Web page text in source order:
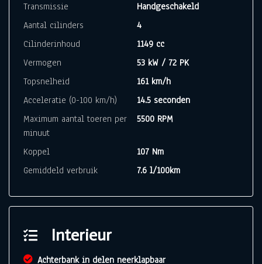
Transmissie
Handgeschakeld
Aantal cilinders
4
Cilinderinhoud
1149 cc
Vermogen
53 kW / 72 PK
Topsnelheid
161 km/h
Acceleratie (0-100 km/h)
14.5 seconden
Maximum aantal toeren per
minuut
5500 RPM
Koppel
107 Nm
Gemiddeld verbruik
7.6 l/100km
Interieur
Achterbank in delen neerklapbaar